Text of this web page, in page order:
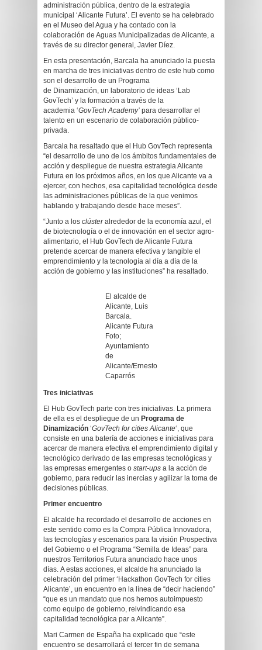
administración pública, dentro de la estrategia
municipal ‘Alicante Futura’. El evento se ha celebrado
en el Museo del Agua y ha contado con la
colaboración de Aguas Municipalizadas de Alicante, a
través de su director general, Javier Díez.
En esta presentación, Barcala ha anunciado la puesta
en marcha de tres iniciativas dentro de este hub como
son el desarrollo de un Programa
de Dinamización, un laboratorio de ideas ‘Lab
GovTech’ y la formación a través de la
academia ‘GovTech Academy’ para desarrollar el
talento en un escenario de colaboración público-
privada.
Barcala ha resaltado que el Hub GovTech representa
“el desarrollo de uno de los ámbitos fundamentales de
acción y despliegue de nuestra estrategia Alicante
Futura en los próximos años, en los que Alicante va a
ejercer, con hechos, esa capitalidad tecnológica desde
las administraciones públicas de la que venimos
hablando y trabajando desde hace meses”.
“Junto a los clústeralrededor de la economía azul, el
de biotecnología o el de innovación en el sector agro-
alimentario, el Hub GovTech de Alicante Futura
pretende acercar de manera efectiva y tangible el
emprendimiento y la tecnología al día a día de la
acción de gobierno y las instituciones” ha resaltado.
El alcalde de
Alicante, Luis
Barcala.
Alicante Futura
Foto;
Ayuntamiento
de
Alicante/Ernesto
Caparrós
Tres iniciativas
El Hub GovTech parte con tres iniciativas. La primera
de ella es el despliegue de un Programa de
Dinamización ‘GovTech for cities Alicante‘, que
consiste en una batería de acciones e iniciativas para
acercar de manera efectiva el emprendimiento digital y
tecnológico derivado de las empresas tecnológicas y
las empresas emergentes o start-ups a la acción de
gobierno, para reducir las inercias y agilizar la toma de
decisiones públicas.
Primer encuentro
El alcalde ha recordado el desarrollo de acciones en
este sentido como es la Compra Pública Innovadora,
las tecnologías y escenarios para la visión Prospectiva
del Gobierno o el Programa “Semilla de Ideas” para
nuestros Territorios Futura anunciado hace unos
días. A estas acciones, el alcalde ha anunciado la
celebración del primer ‘Hackathon GovTech for cities
Alicante’, un encuentro en la línea de “decir haciendo”
“que es un mandato que nos hemos autoimpuesto
como equipo de gobierno, reivindicando esa
capitalidad tecnológica par a Alicante”.
Mari Carmen de España ha explicado que “este
encuentro se desarrollará el tercer fin de semana